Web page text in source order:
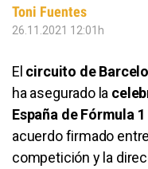
Toni Fuentes
26.11.2021 12:01h
El circuito de
ha asegurado la
España de Fórmula
acuerdo firmado
competición y la